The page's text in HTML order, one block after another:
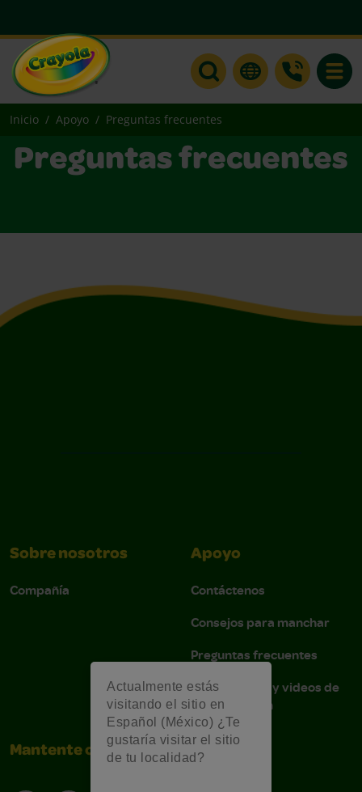
Actualmente estás
visitando el sitio en
Español (México) ¿Te
gustaría visitar el sitio
de tu localidad?
Inicio Apoyo Preguntas frecuentes
Preguntas frecuentes
Sobre nosotros
Compañía
Apoyo
Contáctenos
Consejos para manchar
Preguntas frecuentes
Instrucciones y videos de
demostración
Mantente conectado